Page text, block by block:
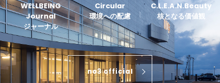
WELLBEING
Journal
ジャーナル
Circular
環境への配慮
C.L.E.A.N.Beauty
核となる価値観
no3 official